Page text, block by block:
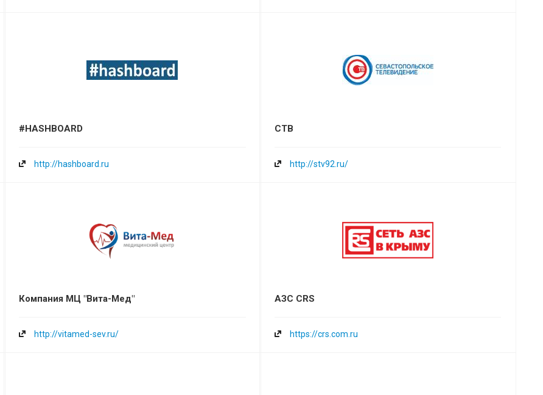
#HASHBOARD
http://hashboard.ru
СТВ
http://stv92.ru/
Компания МЦ "Вита-Мед"
http://vitamed-sev.ru/
АЗС CRS
https://crs.com.ru